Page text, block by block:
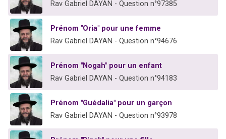
Rav Gabriel DAYAN - Question n°97385
Prénom "Oria" pour une femme
Rav Gabriel DAYAN - Question n°94676
Prénom "Nogah" pour un enfant
Rav Gabriel DAYAN - Question n°94183
Prénom "Guédalia" pour un garçon
Rav Gabriel DAYAN - Question n°93978